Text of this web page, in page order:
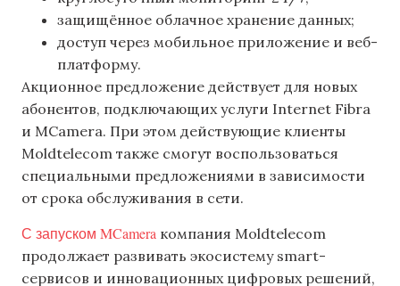
защищённое облачное хранение данных;
доступ через мобильное приложение и веб-
платформу.
Акционное предложение действует для новых
абонентов, подключающих услуги Internet Fibra
и MCamera. При этом действующие клиенты
Moldtelecom также смогут воспользоваться
специальными предложениями в зависимости
от срока обслуживания в сети.
С запуском MCamera компания Moldtelecom
продолжает развивать экосистему smart-
сервисов и инновационных цифровых решений,